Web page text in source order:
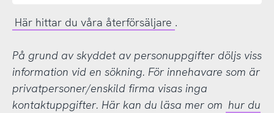
Här hittar du våra återförsäljare .
På grund av skyddet av personuppgifter döljs viss
information vid en sökning. För innehavare som är
privatpersoner/enskild firma visas inga
kontaktuppgifter. Här kan du läsa mer om hur du